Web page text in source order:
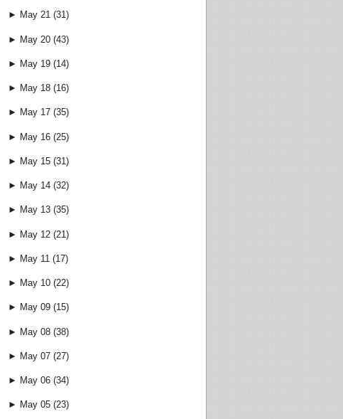
► May 21 (31)
► May 20 (43)
► May 19 (14)
► May 18 (16)
► May 17 (35)
► May 16 (25)
► May 15 (31)
► May 14 (32)
► May 13 (35)
► May 12 (21)
► May 11 (17)
► May 10 (22)
► May 09 (15)
► May 08 (38)
► May 07 (27)
► May 06 (34)
► May 05 (23)